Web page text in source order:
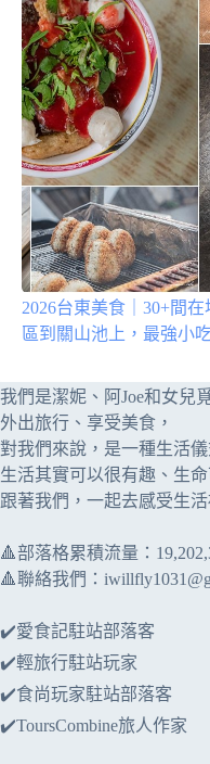
2026台東美食｜30+間
區到關山池上，最強小
我們是潔妮、阿Joe和女兒
外出旅行、享受美食，
對我們來說，是一種生活儀
生活其實可以很有趣、生命
跟著我們，一起去感受生
🔺部落格累積流量：​​
🔺聯絡我們：
✔️愛食記駐站部落客
✔️輕旅行駐站玩家
✔️食尚玩家駐站部落客
✔️ToursCombine旅人作家